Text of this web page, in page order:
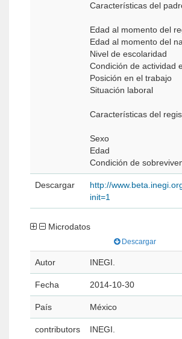
Características del
Edad al momento del
Edad al momento del
Nivel de escolaridad
Condición de actividad
Posición en el trabajo
Situación laboral
Características del
Sexo
Edad
Condición de
Descargar
http://
init=1
Microdatos
Descargar
Autor INEGI.
Fecha 2014-10-30
País México
contributors INEGI.